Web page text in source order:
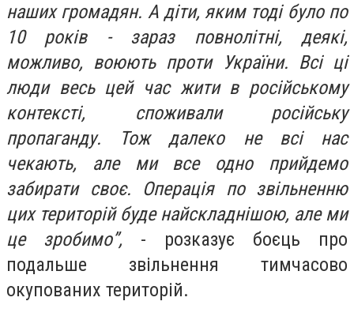
наших громадян. А діти, яким тоді було по
10 років - зараз повнолітні, деякі,
можливо, воюють проти України. Всі ці
люди весь цей час жити в російському
контексті, споживали російську
пропаганду. Тож далеко не всі нас
чекають, але ми все одно прийдемо
забирати своє. Операція по звільненню
цих територій буде найскладнішою, але ми
це зробимо”, - розказує боєць про
подальше звільнення тимчасово
окупованих територій.